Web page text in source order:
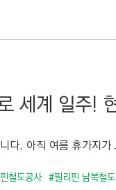
세계 일주!
다. 아직 여름 휴가지
철도공사 #필리핀 남북철도